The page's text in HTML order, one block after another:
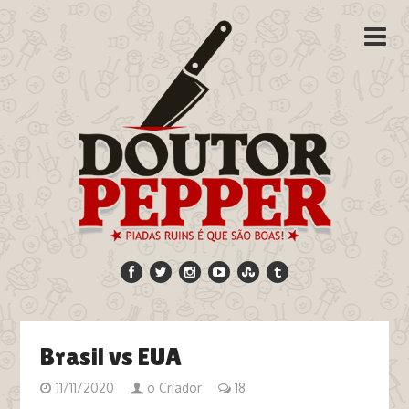
Brasil vs EUA
11/11/2020 o Criador 18